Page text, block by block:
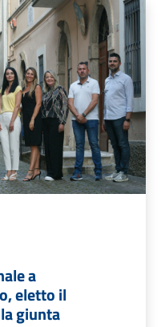
a
eletto il
giunta